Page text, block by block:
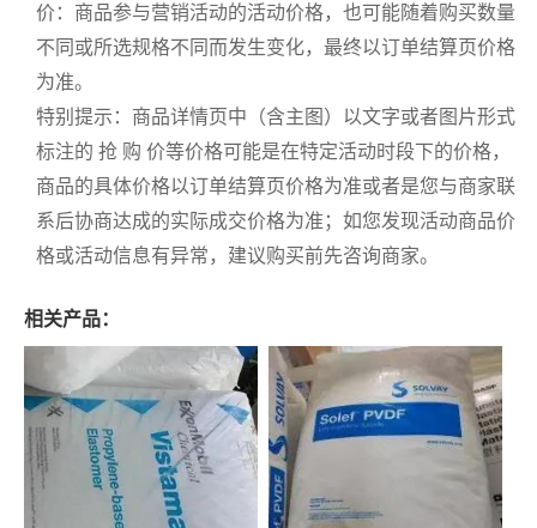
价：商品参与营销活动的活动价格，也可能随着购买数量
不同或所选规格不同而发生变化，最终以订单结算页价格
为准。
特别提示：商品详情页中（含主图）以文字或者图片形式
标注的 抢 购 价等价格可能是在特定活动时段下的价格，
商品的具体价格以订单结算页价格为准或者是您与商家联
系后协商达成的实际成交价格为准；如您发现活动商品价
格或活动信息有异常，建议购买前先咨询商家。
相关产品：